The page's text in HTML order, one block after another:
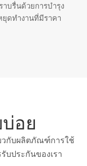
บรื่นด้วยการบำรุง
ดทำงานที่มีราคา
อย
วกับผลิตภัณฑ์การใช้
บประกันของเรา